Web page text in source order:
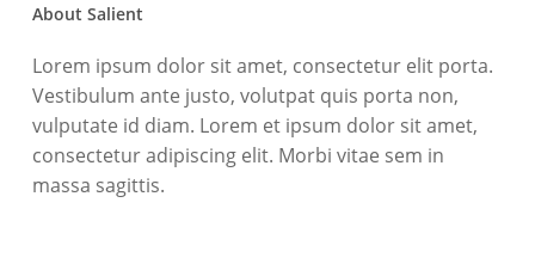
About Salient
Lorem ipsum dolor sit amet, consectetur elit porta.
Vestibulum ante justo, volutpat quis porta non,
vulputate id diam. Lorem et ipsum dolor sit amet,
consectetur adipiscing elit. Morbi vitae sem in
massa sagittis.